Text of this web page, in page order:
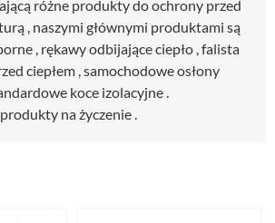
różne produkty do ochrony przed
, naszymi głównymi produktami są
, rękawy odbijające ciepło , falista
ciepłem , samochodowe osłony
koce izolacyjne .
na życzenie .